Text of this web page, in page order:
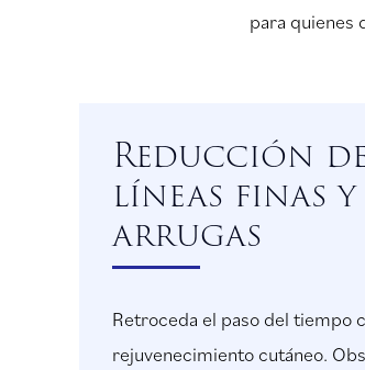
para quienes
Reducción
líneas finas y
arrugas
Retroceda el paso del tiempo
rejuvenecimiento cutáneo.